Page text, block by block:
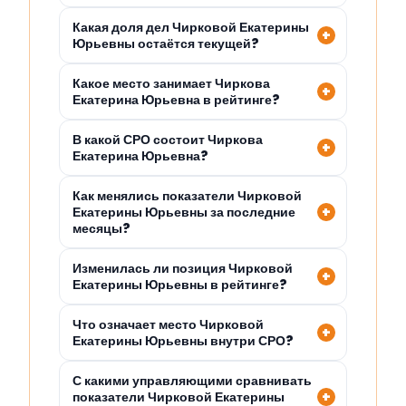
Какая доля дел Чирковой Екатерины
Юрьевны остаётся текущей?
Какое место занимает Чиркова
Екатерина Юрьевна в рейтинге?
В какой СРО состоит Чиркова
Екатерина Юрьевна?
Как менялись показатели Чирковой
Екатерины Юрьевны за последние
месяцы?
Изменилась ли позиция Чирковой
Екатерины Юрьевны в рейтинге?
Что означает место Чирковой
Екатерины Юрьевны внутри СРО?
С какими управляющими сравнивать
показатели Чирковой Екатерины